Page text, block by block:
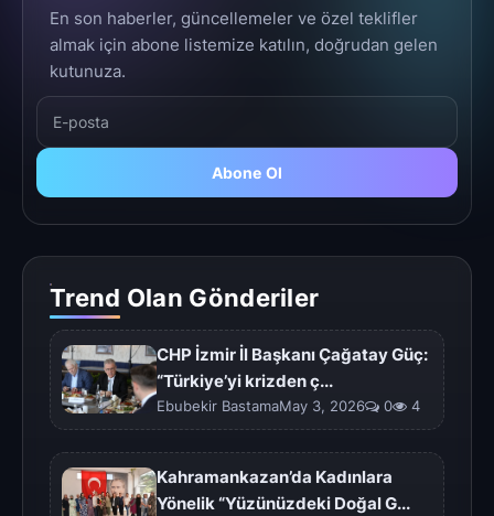
En son haberler, güncellemeler ve özel teklifler
almak için abone listemize katılın, doğrudan gelen
kutunuza.
Abone Ol
Trend Olan Gönderiler
CHP İzmir İl Başkanı Çağatay Güç:
“Türkiye’yi krizden ç...
Ebubekir BastamaMay 3, 2026 0 4
Kahramankazan’da Kadınlara
Yönelik “Yüzünüzdeki Doğal G...